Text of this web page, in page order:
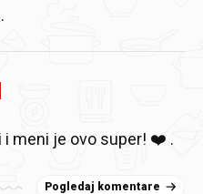
i meni je ovo super! ❤️ .
Pogledaj komentare